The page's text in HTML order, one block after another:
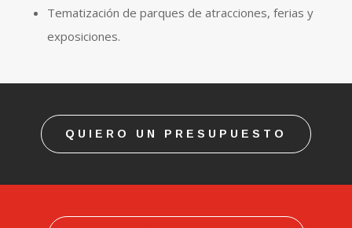
Tematización de parques de atracciones, ferias y
exposiciones.
QUIERO UN PRESUPUESTO